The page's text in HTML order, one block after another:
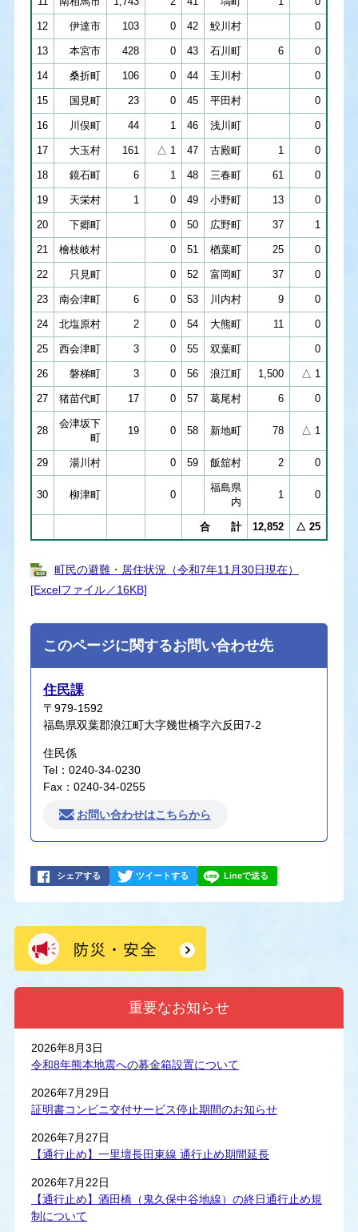
12 伊達市 103 0 42 鮫川村 0
13 本宮市 428 0 43 石川町 6 0
14 桑折町 106 0 44 玉川村 0
15 国見町 23 0 45 平田村 0
16 川俣町 44 1 46 浅川町 0
17 大玉村 161 △ 1 47 古殿町 1 0
18 鏡石町 6 1 48 三春町 61 0
19 天栄村 1 0 49 小野町 13 0
20 下郷町 0 50 広野町 37 1
21 檜枝岐村 0 51 楢葉町 25 0
22 只見町 0 52 富岡町 37 0
23 南会津町 6 0 53 川内村 9 0
24 北塩原村 2 0 54 大熊町 11 0
25 西会津町 3 0 55 双葉町 0
26 磐梯町 3 0 56 浪江町 1,500 △ 1
27 猪苗代町 17 0 57 葛尾村 6 0
28
会津坂下
町
19 0 58 新地町 78 △ 1
29 湯川村 0 59 飯舘村 2 0
30 柳津町 0
福島県
内
1 0
合 計 12,852 △ 25
町民の避難・居住状況（令和7年11月30日現在）
[Excelファイル／16KB]
このページに関するお問い合わせ先
住民課
〒979-1592
福島県双葉郡浪江町大字幾世橋字六反田7-2
住民係
Tel：0240-34-0230
Fax：0240-34-0255
お問い合わせはこちらから
シェアする ツイートする Lineで送る
重要なお知らせ
2026年8月3日
令和8年熊本地震への募金箱設置について
2026年7月29日
証明書コンビニ交付サービス停止期間のお知らせ
2026年7月27日
【通行止め】一里壇長田東線 通行止め期間延長
2026年7月22日
【通行止め】酒田橋（鬼久保中谷地線）の終日通行止め規
制について